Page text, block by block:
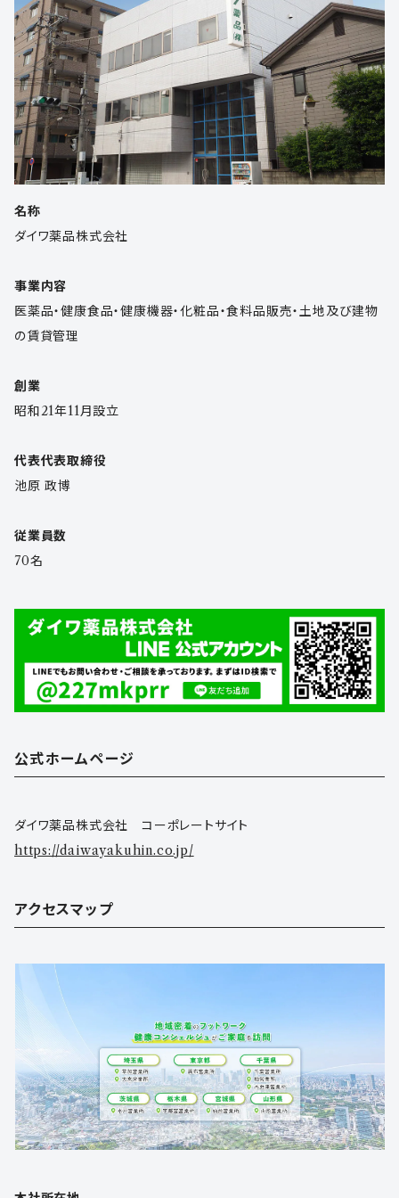
名称
ダイワ薬品株式会社
事業内容
医薬品・健康食品・健康機器・化粧品・食料品販売・土地及び建物
の賃貸管理
創業
昭和21年11月設立
代表代表取締役
池原 政博
従業員数
70名
公式ホームページ
ダイワ薬品株式会社 コーポレートサイト
https://daiwayakuhin.co.jp/
アクセスマップ